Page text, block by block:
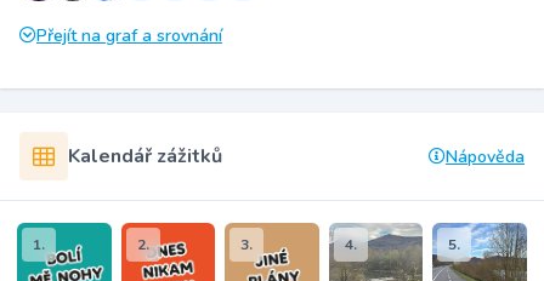
Přejít na graf a srovnání
Kalendář zážitků Nápověda
1. 2. 3. 4. 5.